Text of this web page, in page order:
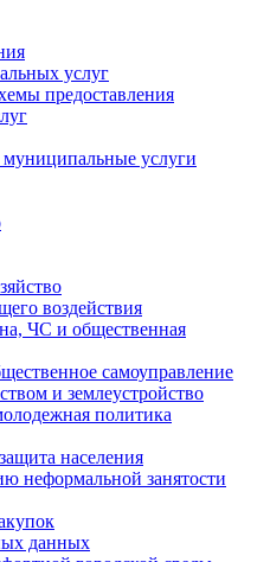
услуг
предоставления
муниципальные услуги
воздействия
ЧС и общественная
самоуправление
и землеустройство
политика
населения
неформальной занятости
данных